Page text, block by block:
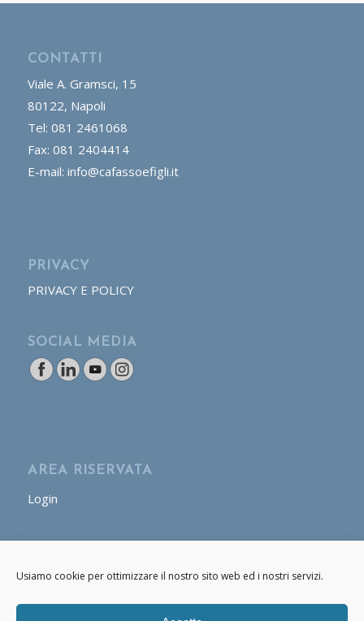
Usiamo cookie per ottimizzare il nostro sito web ed i nostri servizi.
CONTATTI
Viale A. Gramsci, 15
80122, Napoli
Tel: 081 2461068
Fax: 081 2404414
E-mail: info@cafassoefigli.it
PRIVACY
PRIVACY E POLICY
SOCIAL MEDIA
AREA RISERVATA
Login